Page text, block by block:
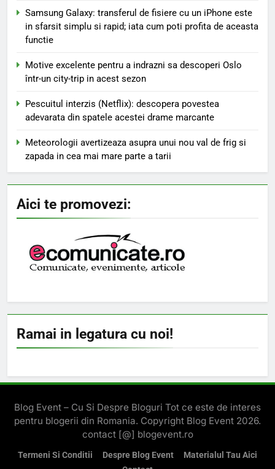
Samsung Galaxy: transferul de fisiere cu un iPhone este
in sfarsit simplu si rapid; iata cum poti profita de aceasta
functie
Motive excelente pentru a indrazni sa descoperi Oslo
într-un city-trip in acest sezon
Pescuitul interzis (Netflix): descopera povestea
adevarata din spatele acestei drame marcante
Meteorologii avertizeaza asupra unui nou val de frig si
zapada in cea mai mare parte a tarii
Aici te promovezi:
Ramai in legatura cu noi!
Blog Event – Cu Si Despre Bloguri Tot ce este de interes
pentru blogerii din Romania. Copyright Blog Event 2026.
contact [@] blogevent.ro
Termeni Si Conditii Despre Blog Event
Materialul Tau Aici